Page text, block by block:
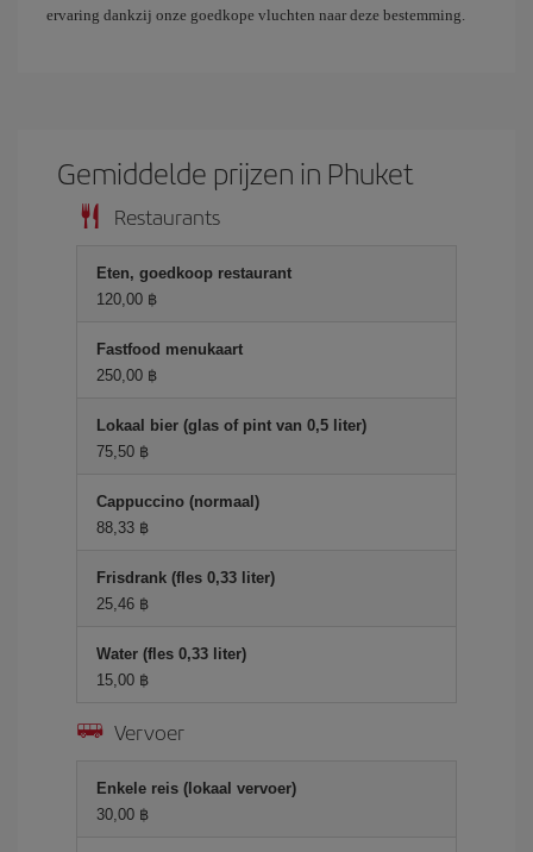
ervaring dankzij onze goedkope vluchten naar deze bestemming.
Gemiddelde prijzen in Phuket
Restaurants
Eten, goedkoop restaurant
120,00 ฿
Fastfood menukaart
250,00 ฿
Lokaal bier (glas of pint van 0,5 liter)
75,50 ฿
Cappuccino (normaal)
88,33 ฿
Frisdrank (fles 0,33 liter)
25,46 ฿
Water (fles 0,33 liter)
15,00 ฿
Vervoer
Enkele reis (lokaal vervoer)
30,00 ฿